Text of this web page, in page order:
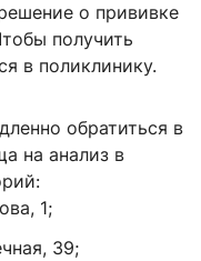
о прививке
получить
в поликлинику.
обратиться в
на анализ в
1;
39;